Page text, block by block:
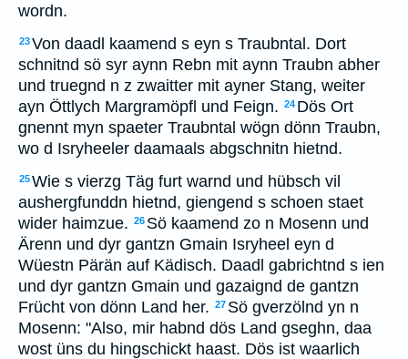
wordn.
23Von daadl kaamend s eyn s Traubntal. Dort
schnitnd sö syr aynn Rebn mit aynn Traubn abher
und truegnd n z zwaitter mit ayner Stang, weiter
ayn Öttlych Margramöpfl und Feign. 24 Dös Ort
gnennt myn spaeter Traubntal wögn dönn Traubn,
wo d Isryheeler daamaals abgschnitn hietnd.
25Wie s vierzg Täg furt warnd und hübsch vil
aushergfunddn hietnd, giengend s schoen staet
wider haimzue. 26 Sö kaamend zo n Mosenn und
Ärenn und dyr gantzn Gmain Isryheel eyn d
Wüestn Pärän auf Kädisch. Daadl gabrichtnd s ien
und dyr gantzn Gmain und gazaignd de gantzn
Frücht von dönn Land her. 27 Sö gverzölnd yn n
Mosenn: "Also, mir habnd dös Land gseghn, daa
wost üns du hingschickt haast. Dös ist waarlich